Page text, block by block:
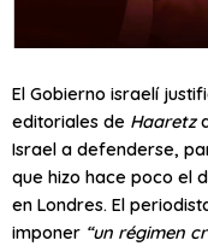
El Gobierno israelí
editoriales de Haaretz
Israel a defenderse,
que hizo hace poco el
en Londres. El
imponer “un régimen